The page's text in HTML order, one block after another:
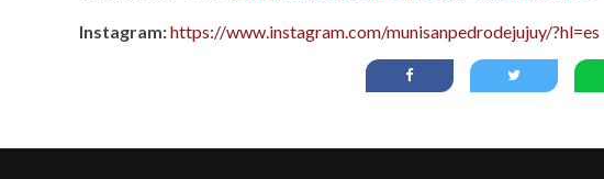
Instagram:https://www.instagram.com/munisanpedrodejujuy/?hl=es